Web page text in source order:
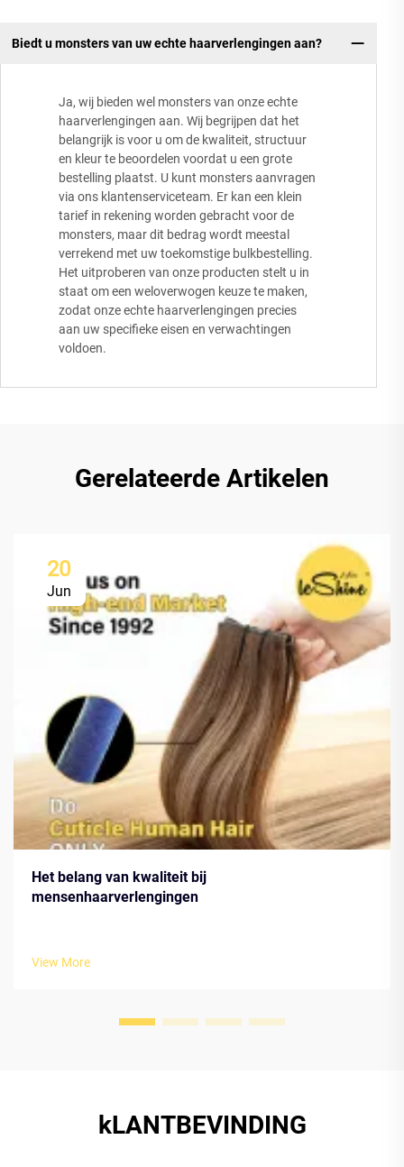
Biedt u monsters van uw echte haarverlengingen aan?
Ja, wij bieden wel monsters van onze echte
haarverlengingen aan. Wij begrijpen dat het
belangrijk is voor u om de kwaliteit, structuur
en kleur te beoordelen voordat u een grote
bestelling plaatst. U kunt monsters aanvragen
via ons klantenserviceteam. Er kan een klein
tarief in rekening worden gebracht voor de
monsters, maar dit bedrag wordt meestal
verrekend met uw toekomstige bulkbestelling.
Het uitproberen van onze producten stelt u in
staat om een weloverwogen keuze te maken,
zodat onze echte haarverlengingen precies
aan uw specifieke eisen en verwachtingen
voldoen.
Gerelateerde Artikelen
20
Jun
Het belang van kwaliteit bij
mensenhaarverlengingen
View More
kLANTBEVINDING